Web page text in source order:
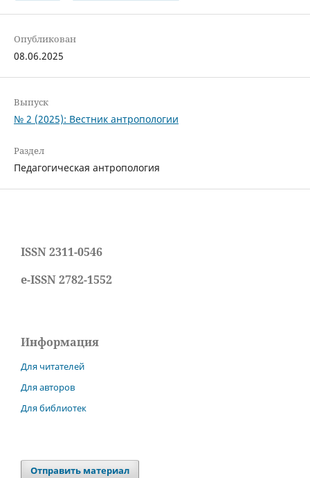
Опубликован
08.06.2025
Выпуск
№ 2 (2025): Вестник антропологии
Раздел
Педагогическая антропология
ISSN 2311-0546
e-ISSN 2782-1552
Информация
Для читателей
Для авторов
Для библиотек
Отправить материал